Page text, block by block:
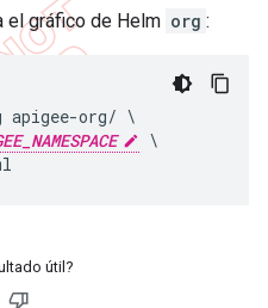
el gráfico de Helm org :
apigee-org/ \
\
útil?